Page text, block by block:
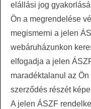
elállási jog
Ön a megrendelése
megismerni a jelen
webáruházunkon
elfogadja a jelen
maradéktalanul az
szerződés részét
A jelen ÁSZF